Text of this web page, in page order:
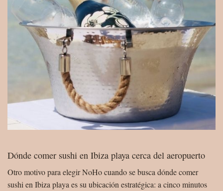
Dónde comer sushi en Ibiza playa cerca del aeropuerto
Otro motivo para elegir NoHo cuando se busca dónde comer
sushi en Ibiza playa es su ubicación estratégica: a cinco minutos